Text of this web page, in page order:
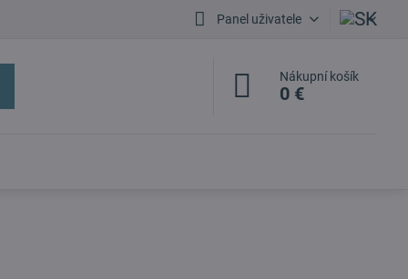
Panel uživatele
Nákupní košík
0 €